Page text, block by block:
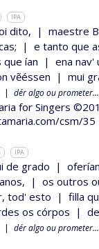
IPA
dito, | maestre
| e tanto que
ían | ena nav'
vẽéssen | mui
| dér algo ou prometer...
for Singers
csm/35
IPA
de grado |
| os outros
tod' esto | filla
os córpos |
| dér algo ou prometer...